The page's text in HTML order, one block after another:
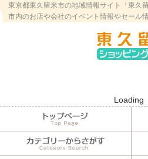
東京都東久留米市の地域情報サイト「東久
市内のお店や会社のイベント情報やセール
Loading